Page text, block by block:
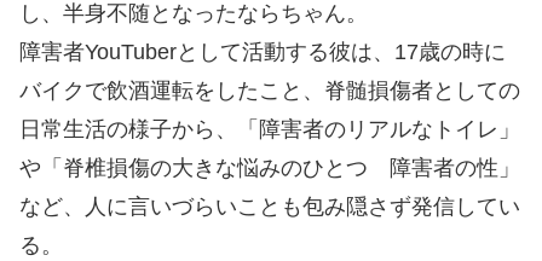
し、半身不随となったならちゃん。
障害者YouTuberとして活動する彼は、17歳の時に
バイクで飲酒運転をしたこと、脊髄損傷者としての
日常生活の様子から、「障害者のリアルなトイレ」
や「脊椎損傷の大きな悩みのひとつ 障害者の性」
など、人に言いづらいことも包み隠さず発信してい
る。